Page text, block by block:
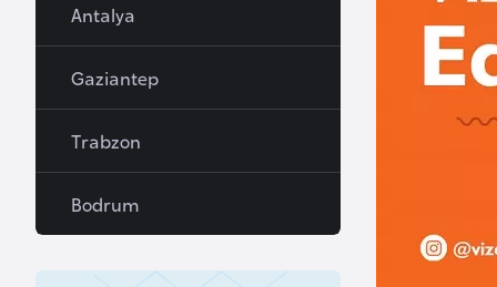
Antalya
Gaziantep
Trabzon
Bodrum
y
n
a
n
g
l